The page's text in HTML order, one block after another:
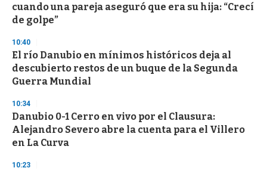
cuando una pareja aseguró que era su hija: “Crecí
de golpe”
10:40
El río Danubio en mínimos históricos deja al
descubierto restos de un buque de la Segunda
Guerra Mundial
10:34
Danubio 0-1 Cerro en vivo por el Clausura:
Alejandro Severo abre la cuenta para el Villero
en La Curva
10:23